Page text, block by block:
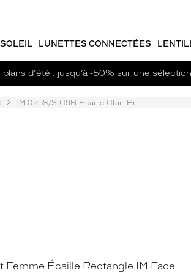
LUNETTES CONNECTÉES
plans d'été : jusqu’à -50% sur une
IM 0258/S C9B Ecaille Clair Br